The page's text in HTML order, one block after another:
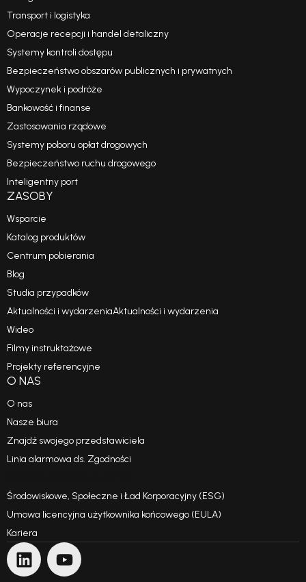
Transport i logistyka
Operacje recepcji i handel detaliczny
Systemy kontroli dostępu
Bezpieczeństwo obszarów publicznych i prywatnych
Wypoczynek i podróże
Bankowość i finanse
Zastosowania rządowe
Systemy poboru opłat drogowych
Bezpieczeństwo ruchu drogowego
Inteligentny port
ZASOBY
Wsparcie
Katalog produktów
Centrum pobierania
Blog
Studia przypadków
Aktualności i wydarzeniaAktualności i wydarzenia
Wideo
Filmy instruktażowe
Projekty referencyjne
O NAS
O nas
Nasze biura
Znajdź swojego przedstawiciela
Linia alarmowa ds. Zgodności
Środowiskowe, Społeczne i Ład Korporacyjny (ESG)
Umowa licencyjna użytkownika końcowego (EULA)
Kariera